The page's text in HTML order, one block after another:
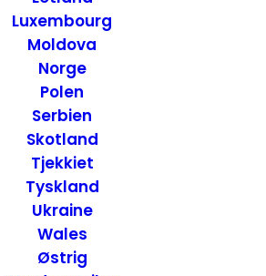
Luxembourg
Moldova
Norge
Polen
Serbien
Skotland
Tjekkiet
Tyskland
Ukraine
Wales
Østrig
City i Vermont – USA